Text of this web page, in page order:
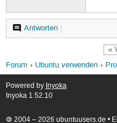
Antworten|
«
Forum Ubuntu verwenden
Powered by Inyoka
Inyoka 1.52.10
🄯 2004 – 2026 ubuntuusers.de •